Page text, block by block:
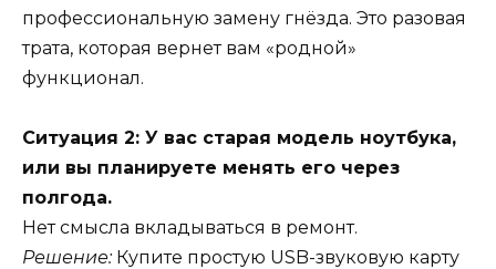
профессиональную замену гнёзда. Это разовая
трата, которая вернет вам «родной»
функционал.
Ситуация 2: У вас старая модель ноутбука,
или вы планируете менять его через
полгода.
Нет смысла вкладываться в ремонт.
Решение:Купите простую USB-звуковую карту